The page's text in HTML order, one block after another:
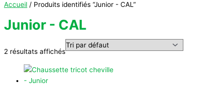
Accueil / Produits identifiés “Junior - CAL”
Junior - CAL
2 résultats affichés